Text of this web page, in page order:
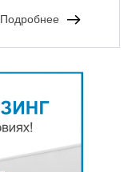
Подробнее